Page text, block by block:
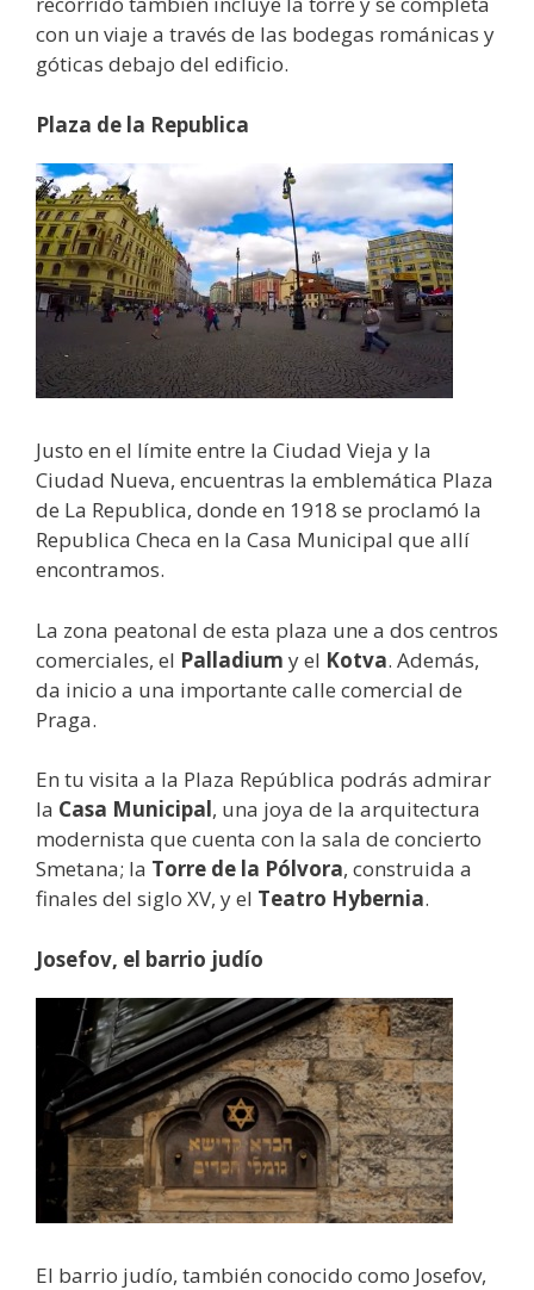
con un viaje a través de las bodegas románicas y
góticas debajo del edificio.
Plaza de la Republica
Justo en el límite entre la Ciudad Vieja y la
Ciudad Nueva, encuentras la emblemática Plaza
de La Republica, donde en 1918 se proclamó la
Republica Checa en la Casa Municipal que allí
encontramos.
La zona peatonal de esta plaza une a dos centros
comerciales, el Palladium y el Kotva. Además,
da inicio a una importante calle comercial de
Praga.
En tu visita a la Plaza República podrás admirar
la Casa Municipal, una joya de la arquitectura
modernista que cuenta con la sala de concierto
Smetana; la Torre de la Pólvora, construida a
finales del siglo XV, y el Teatro Hybernia.
Josefov, el barrio judío
El barrio judío, también conocido como Josefov,